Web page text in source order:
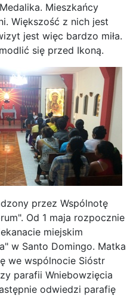
Mieszkańcy
Większość z nich jest
jest więc bardzo miła.
się przed Ikoną.
przez Wspólnotę
Od 1 maja rozpocznie
miejskim
w Santo Domingo. Matka
we wspólnocie Sióstr
parafii Wniebowzięcia
odwiedzi parafię